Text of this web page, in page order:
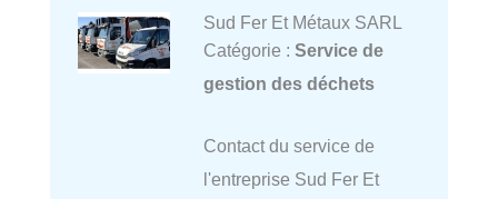
Sud Fer Et Métaux SARL
Catégorie : Service de
gestion des déchets
Contact du service de
l'entreprise Sud Fer Et